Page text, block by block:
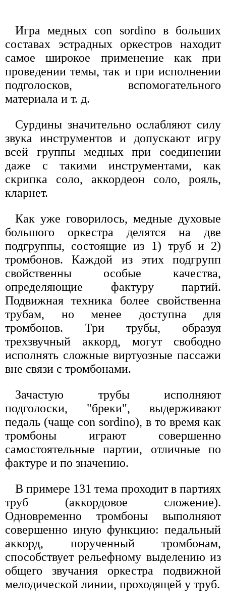
Игра медных con sordino в больших
составах эстрадных оркестров находит
самое широкое применение как при
проведении темы, так и при исполнении
подголосков, вспомогательного
материала и т. д.
Сурдины значительно ослабляют силу
звука инструментов и допускают игру
всей группы медных при соединении
даже с такими инструментами, как
скрипка соло, аккордеон соло, рояль,
кларнет.
Как уже говорилось, медные духовые
большого оркестра делятся на две
подгруппы, состоящие из 1) труб и 2)
тромбонов. Каждой из этих подгрупп
свойственны особые качества,
определяющие фактуру партий.
Подвижная техника более свойственна
трубам, но менее доступна для
тромбонов. Три трубы, образуя
трехзвучный аккорд, могут свободно
исполнять сложные виртуозные пассажи
вне связи с тромбонами.
Зачастую трубы исполняют
подголоски, "бреки", выдерживают
педаль (чаще con sordino), в то время как
тромбоны играют совершенно
самостоятельные партии, отличные по
фактуре и по значению.
В примере 131 тема проходит в партиях
труб (аккордовое сложение).
Одновременно тромбоны выполняют
совершенно иную функцию: педальный
аккорд, порученный тромбонам,
способствует рельефному выделению из
общего звучания оркестра подвижной
мелодической линии, проходящей у труб.